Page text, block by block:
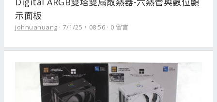
示面板
johnuahuang 7/1/25，08:56 0 留言